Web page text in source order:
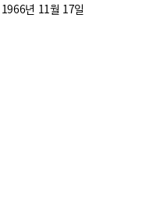
1966년 11월 17일